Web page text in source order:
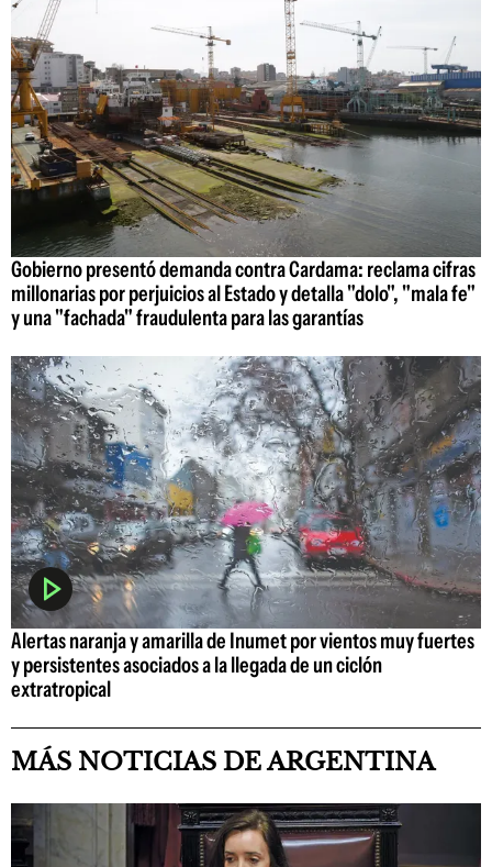
Gobierno presentó demanda contra Cardama: reclama cifras
millonarias por perjuicios al Estado y detalla "dolo", "mala fe"
y una "fachada" fraudulenta para las garantías
Alertas naranja y amarilla de Inumet por vientos muy fuertes
y persistentes asociados a la llegada de un ciclón
extratropical
MÁS NOTICIAS DE ARGENTINA